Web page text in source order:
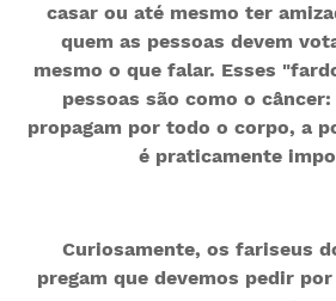
casar ou até mesmo ter
quem as pessoas devem
mesmo o que falar. Esses
pessoas são como o
propagam por todo o corpo, a
é praticamente
Curiosamente, os fariseus
pregam que devemos pedir